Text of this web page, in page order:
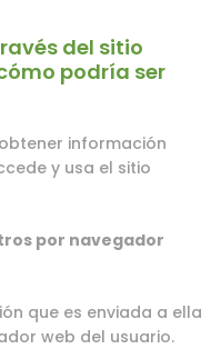
del sitio
cómo podría ser
información
y usa el sitio
por navegador
que es enviada a ella
web del usuario.